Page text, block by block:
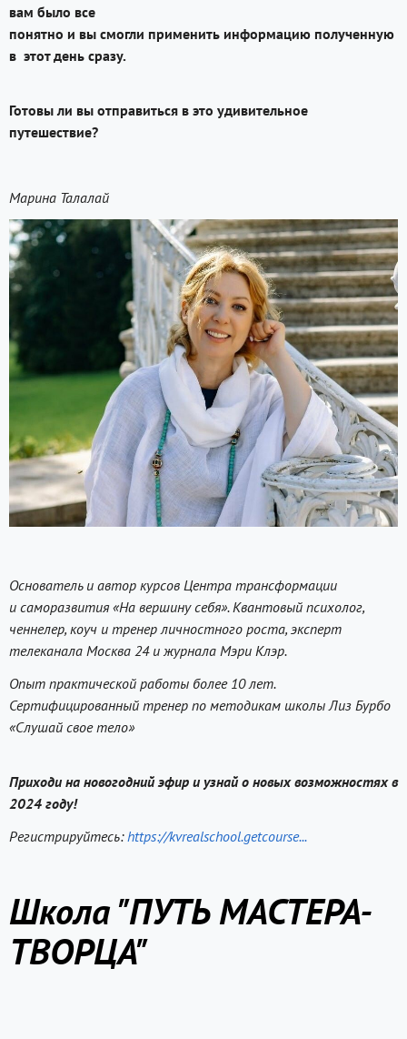
вам было все
понятно и вы смогли применить информацию полученную
в этот день сразу.
Готовы ли вы отправиться в это удивительное
путешествие?
Марина Талалай
Основатель и автор курсов Центра трансформации
и саморазвития «На вершину себя». Квантовый психолог,
ченнелер, коуч и тренер личностного роста, эксперт
телеканала Москва 24 и журнала Мэри Клэр.
Опыт практической работы более 10 лет.
Сертифицированный тренер по методикам школы Лиз Бурбо
«Слушай свое тело»
Приходи на новогодний эфир и узнай о новых возможностях в
2024 году!
Регистрируйтесь:https://kvrealschool.getcourse...
Школа "ПУТЬ МАСТЕРА-
ТВОРЦА"